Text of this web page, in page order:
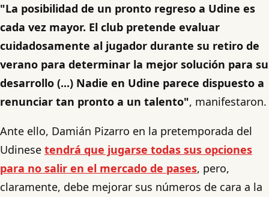
"La posibilidad de un pronto regreso a Udine es
cada vez mayor. El club pretende evaluar
cuidadosamente al jugador durante su retiro de
verano para determinar la mejor solución para su
desarrollo (...) Nadie en Udine parece dispuesto a
renunciar tan pronto a un talento", manifestaron.
Ante ello, Damián Pizarro en la pretemporada del
Udinese tendrá que jugarse todas sus opciones
para no salir en el mercado de pases, pero,
claramente, debe mejorar sus números de cara a la